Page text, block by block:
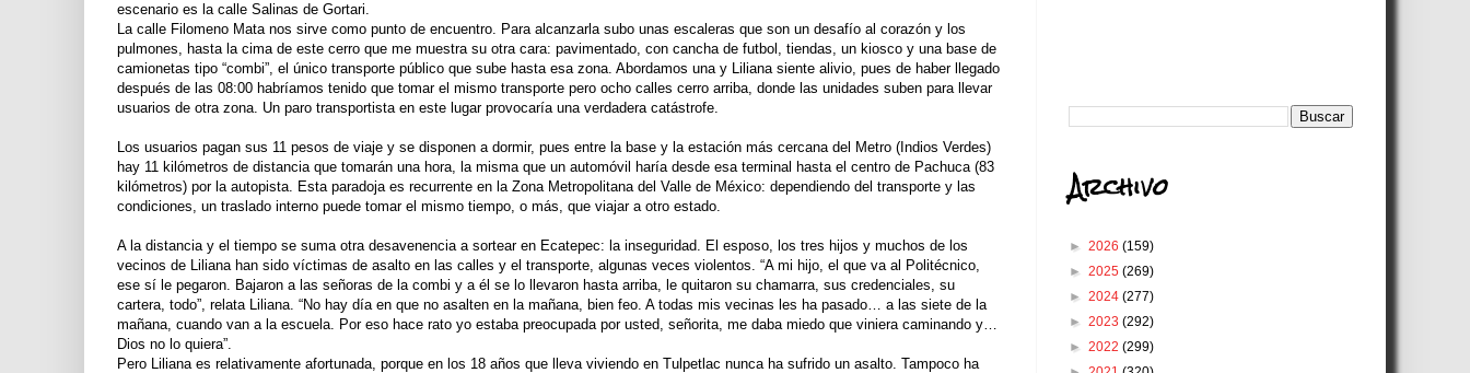
escenario es la calle Salinas de Gortari.
La calle Filomeno Mata nos sirve como punto de encuentro. Para alcanzarla subo unas escaleras que son un desafío al corazón y los
pulmones, hasta la cima de este cerro que me muestra su otra cara: pavimentado, con cancha de futbol, tiendas, un kiosco y una base de
camionetas tipo “combi”, el único transporte público que sube hasta esa zona. Abordamos una y Liliana siente alivio, pues de haber llegado
después de las 08:00 habríamos tenido que tomar el mismo transporte pero ocho calles cerro arriba, donde las unidades suben para llevar
usuarios de otra zona. Un paro transportista en este lugar provocaría una verdadera catástrofe.
Los usuarios pagan sus 11 pesos de viaje y se disponen a dormir, pues entre la base y la estación más cercana del Metro (Indios Verdes)
hay 11 kilómetros de distancia que tomarán una hora, la misma que un automóvil haría desde esa terminal hasta el centro de Pachuca (83
kilómetros) por la autopista. Esta paradoja es recurrente en la Zona Metropolitana del Valle de México: dependiendo del transporte y las
condiciones, un traslado interno puede tomar el mismo tiempo, o más, que viajar a otro estado.
A la distancia y el tiempo se suma otra desavenencia a sortear en Ecatepec: la inseguridad. El esposo, los tres hijos y muchos de los
vecinos de Liliana han sido víctimas de asalto en las calles y el transporte, algunas veces violentos. “A mi hijo, el que va al Politécnico,
ese sí le pegaron. Bajaron a las señoras de la combi y a él se lo llevaron hasta arriba, le quitaron su chamarra, sus credenciales, su
cartera, todo”, relata Liliana. “No hay día en que no asalten en la mañana, bien feo. A todas mis vecinas les ha pasado… a las siete de la
mañana, cuando van a la escuela. Por eso hace rato yo estaba preocupada por usted, señorita, me daba miedo que viniera caminando y…
Dios no lo quiera”.
Pero Liliana es relativamente afortunada, porque en los 18 años que lleva viviendo en Tulpetlac nunca ha sufrido un asalto. Tampoco ha
Archivo
► 2026 (159)
► 2025 (269)
► 2024 (277)
► 2023 (292)
► 2022 (299)